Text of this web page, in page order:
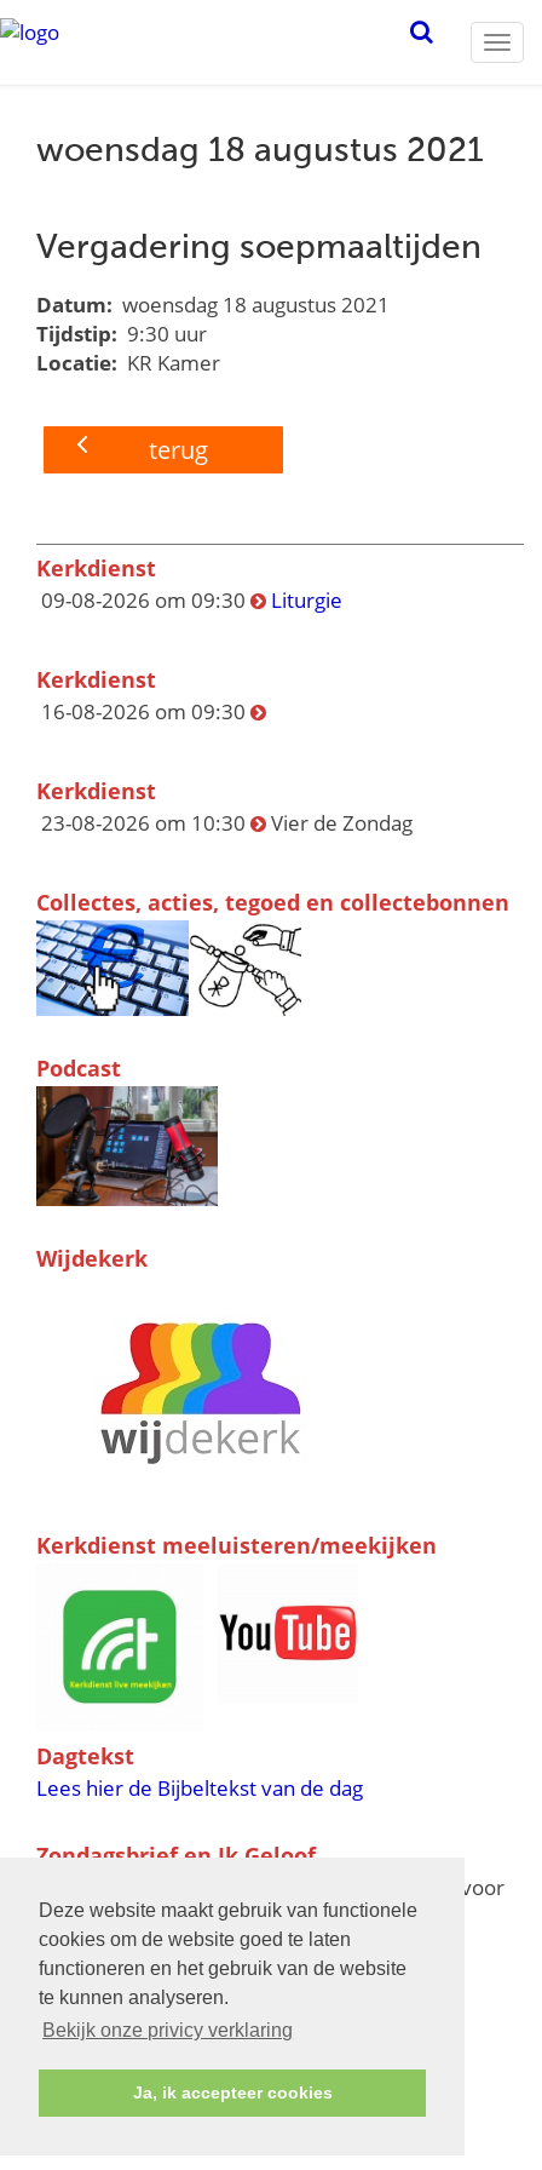
Deze website maakt gebruik van functionele
cookies om de website goed te laten
functioneren en het gebruik van de website
te kunnen analyseren.
Bekijk onze privicy verklaring
Ja, ik accepteer cookies
woensdag 18 augustus 2021
Vergadering soepmaaltijden
Datum: woensdag 18 augustus 2021
Tijdstip: 9:30 uur
Locatie: KR Kamer
terug
Kerkdienst
09-08-2026 om 09:30 Liturgie
Kerkdienst
16-08-2026 om 09:30
Kerkdienst
23-08-2026 om 10:30 Vier de Zondag
Collectes, acties, tegoed en collectebonnen
Podcast
Wijdekerk
Kerkdienst meeluisteren/meekijken
Dagtekst
Lees hier de Bijbeltekst van de dag
Zondagsbrief en Ik Geloof
voor
de verschijningsdata in 2025 en 2026
Bijbelschool